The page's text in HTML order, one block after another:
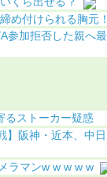
付けられる胸元
参加拒否した親へ
るストーカー疑惑
】阪神・近本、中
ラマンw w w w w